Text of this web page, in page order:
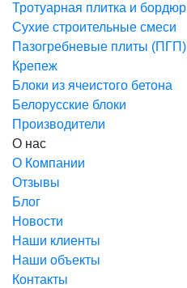
Тротуарная плитка и бордюр
Сухие строительные смеси
Пазогребневые плиты (ПГП)
Крепеж
Блоки из ячеистого бетона
Белорусские блоки
Производители
О нас
О Компании
Отзывы
Блог
Новости
Наши клиенты
Наши объекты
Контакты